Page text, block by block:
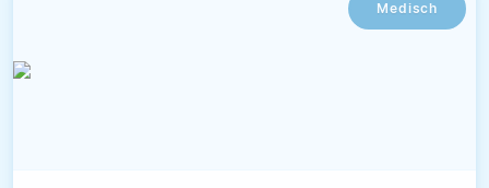
Medisch